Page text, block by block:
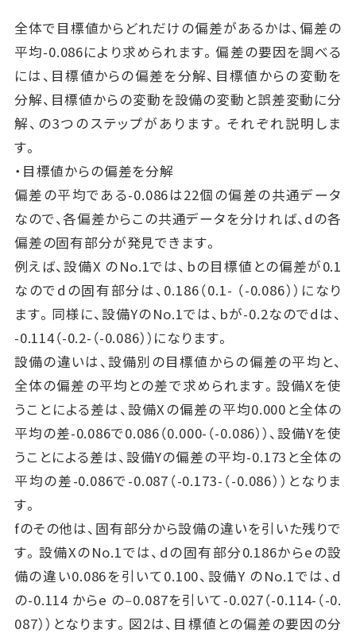
全体で目標値からどれだけの偏差があるかは、偏差の
平均-0.086により求められます。偏差の要因を調べる
には、目標値からの偏差を分解、目標値からの変動を
分解、目標値からの変動を設備の変動と誤差変動に分
解、の3つのステップがあります。それぞれ説明しま
す。
・目標値からの偏差を分解
偏差の平均である-0.086は22個の偏差の共通データ
なので、各偏差からこの共通データを分ければ、dの各
偏差の固有部分が発見できます。
例えば、設備X のNo.1では、bの目標値との偏差が0.1
なのでdの固有部分は、0.186（0.1- （-0.086））になり
ます。同様に、設備YのNo.1では、bが-0.2なのでdは、
-0.114（-0.2-（-0.086））になります。
設備の違いは、設備別の目標値からの偏差の平均と、
全体の偏差の平均との差で求められます。設備Xを使
うことによる差は、設備Xの偏差の平均0.000と全体の
平均の差-0.086で0.086（0.000-（-0.086））、設備Yを使
うことによる差は、設備Yの偏差の平均-0.173と全体の
平均の差-0.086で-0.087（-0.173-（-0.086））となりま
す。
fのその他は、固有部分から設備の違いを引いた残りで
す。設備XのNo.1では、dの固有部分0.186からeの設
備の違い0.086を引いて0.100、設備Y のNo.1では、d
の-0.114 からe の‒0.087を引いて-0.027（-0.114-（-0.
087））となります。図2は、目標値との偏差の要因の分